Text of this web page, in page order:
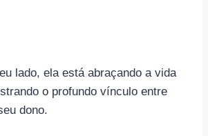
lado, ela está abraçando a vida
o profundo vínculo entre
dono.